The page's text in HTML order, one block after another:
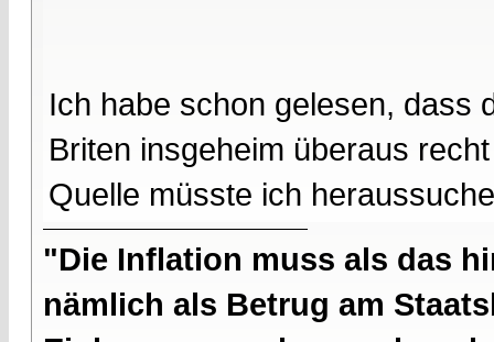
Ich habe schon gelesen, dass
Briten insgeheim überaus
Quelle müsste ich
"Die Inflation muss als das
nämlich als Betrug am